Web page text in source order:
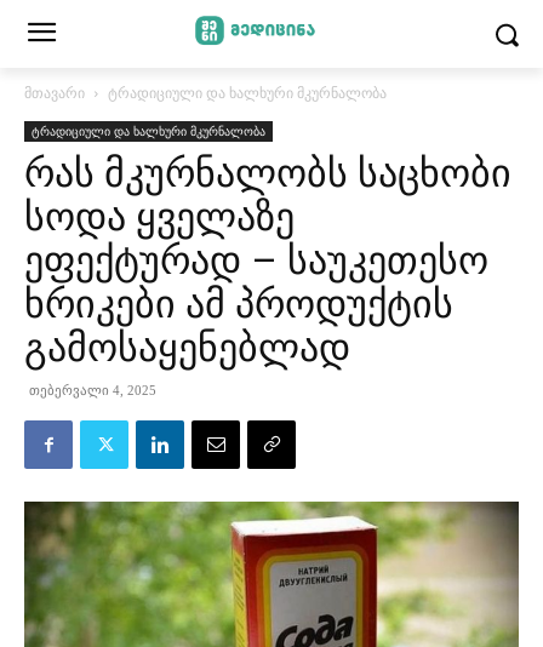
მთავარი ტრადიციული და ხალხური მკურნალობა
ტრადიციული და ხალხური მკურნალობა
რას მკურნალობს საცხობი
სოდა ყველაზე
ეფექტურად – საუკეთესო
ხრიკები ამ პროდუქტის
გამოსაყენებლად
თებერვალი 4, 2025